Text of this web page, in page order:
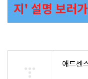
지' 설명 보러가